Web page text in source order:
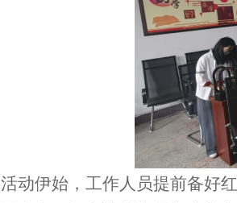
活动伊始，工作人员提前备好红